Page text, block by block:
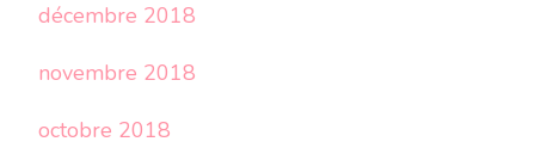
décembre 2018
novembre 2018
octobre 2018